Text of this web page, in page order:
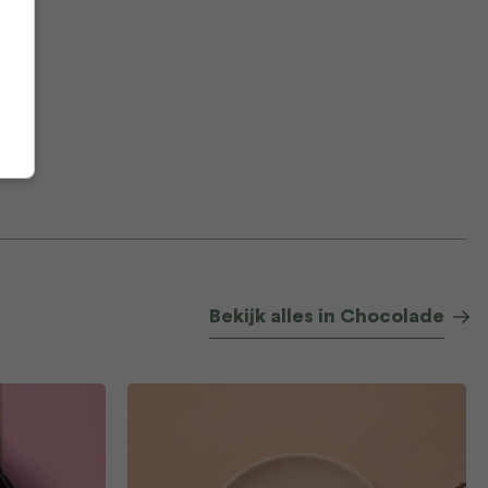
Bekijk alles in Chocolade